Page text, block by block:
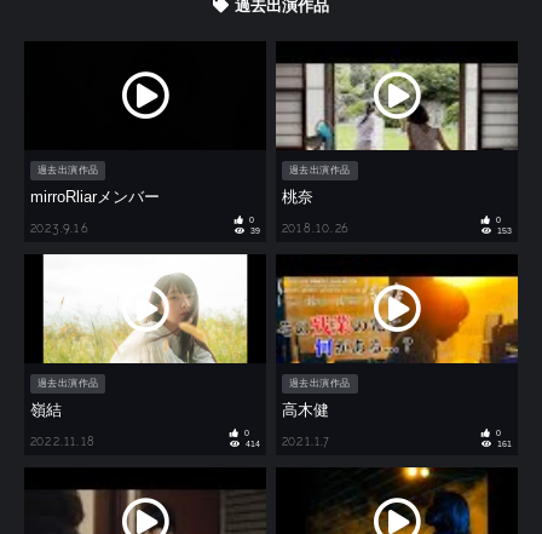
過去出演作品
過去出演作品
mirroRliarメンバー
2023.9.16
0
39
過去出演作品
桃奈
2018.10.26
0
153
過去出演作品
嶺結
2022.11.18
0
414
過去出演作品
高木健
2021.1.7
0
161